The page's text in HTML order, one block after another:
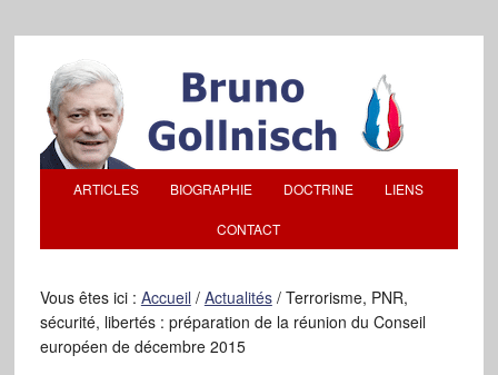
ARTICLES BIOGRAPHIE DOCTRINE LIENS
CONTACT
Vous êtes ici : Accueil / Actualités /Terrorisme, PNR,
sécurité, libertés : préparation de la réunion du Conseil
européen de décembre 2015